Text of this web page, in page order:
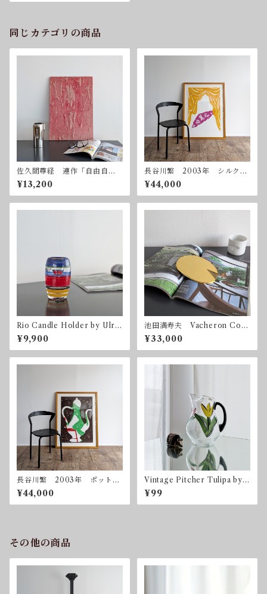
同じカテゴリの商品
佐久間尊経 連作「自由自
在」ー赤 2003年 ミクスト
メディア
¥13,200
長谷川繁 2003年 シルクス
クリーン 額付属
¥44,000
Rio Candle Holder by Ulric
a Hydman Vallien for Kosta
Boda 2003 コスタ・ボダ
¥9,900
池田満寿夫 Vacheron Cons
tantin 1992 限定300
¥33,000
長谷川繁 2003年 ポット
シルクスクリーン 額付属
¥44,000
Vintage Pitcher Tulipa by
Ulrica Hydman Vallien for
Kosta Boda
¥99
その他の商品